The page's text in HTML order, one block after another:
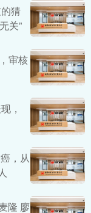
猜
关”
审核
，
，从
隆 廖